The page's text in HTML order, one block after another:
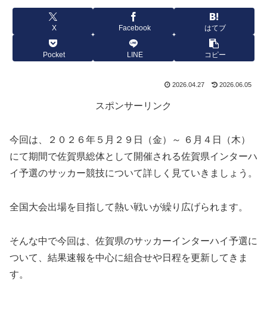
X Facebook はてブ
Pocket LINE コピー
2026.04.27 2026.06.05
スポンサーリンク
今回は、２０２６年５月２９日（金）～ ６月４日（木）
にて期間で佐賀県総体として開催される佐賀県インターハ
イ予選のサッカー競技について詳しく見ていきましょう。
全国大会出場を目指して熱い戦いが繰り広げられます。
そんな中で今回は、佐賀県のサッカーインターハイ予選に
ついて、結果速報を中心に組合せや日程を更新してきま
す。